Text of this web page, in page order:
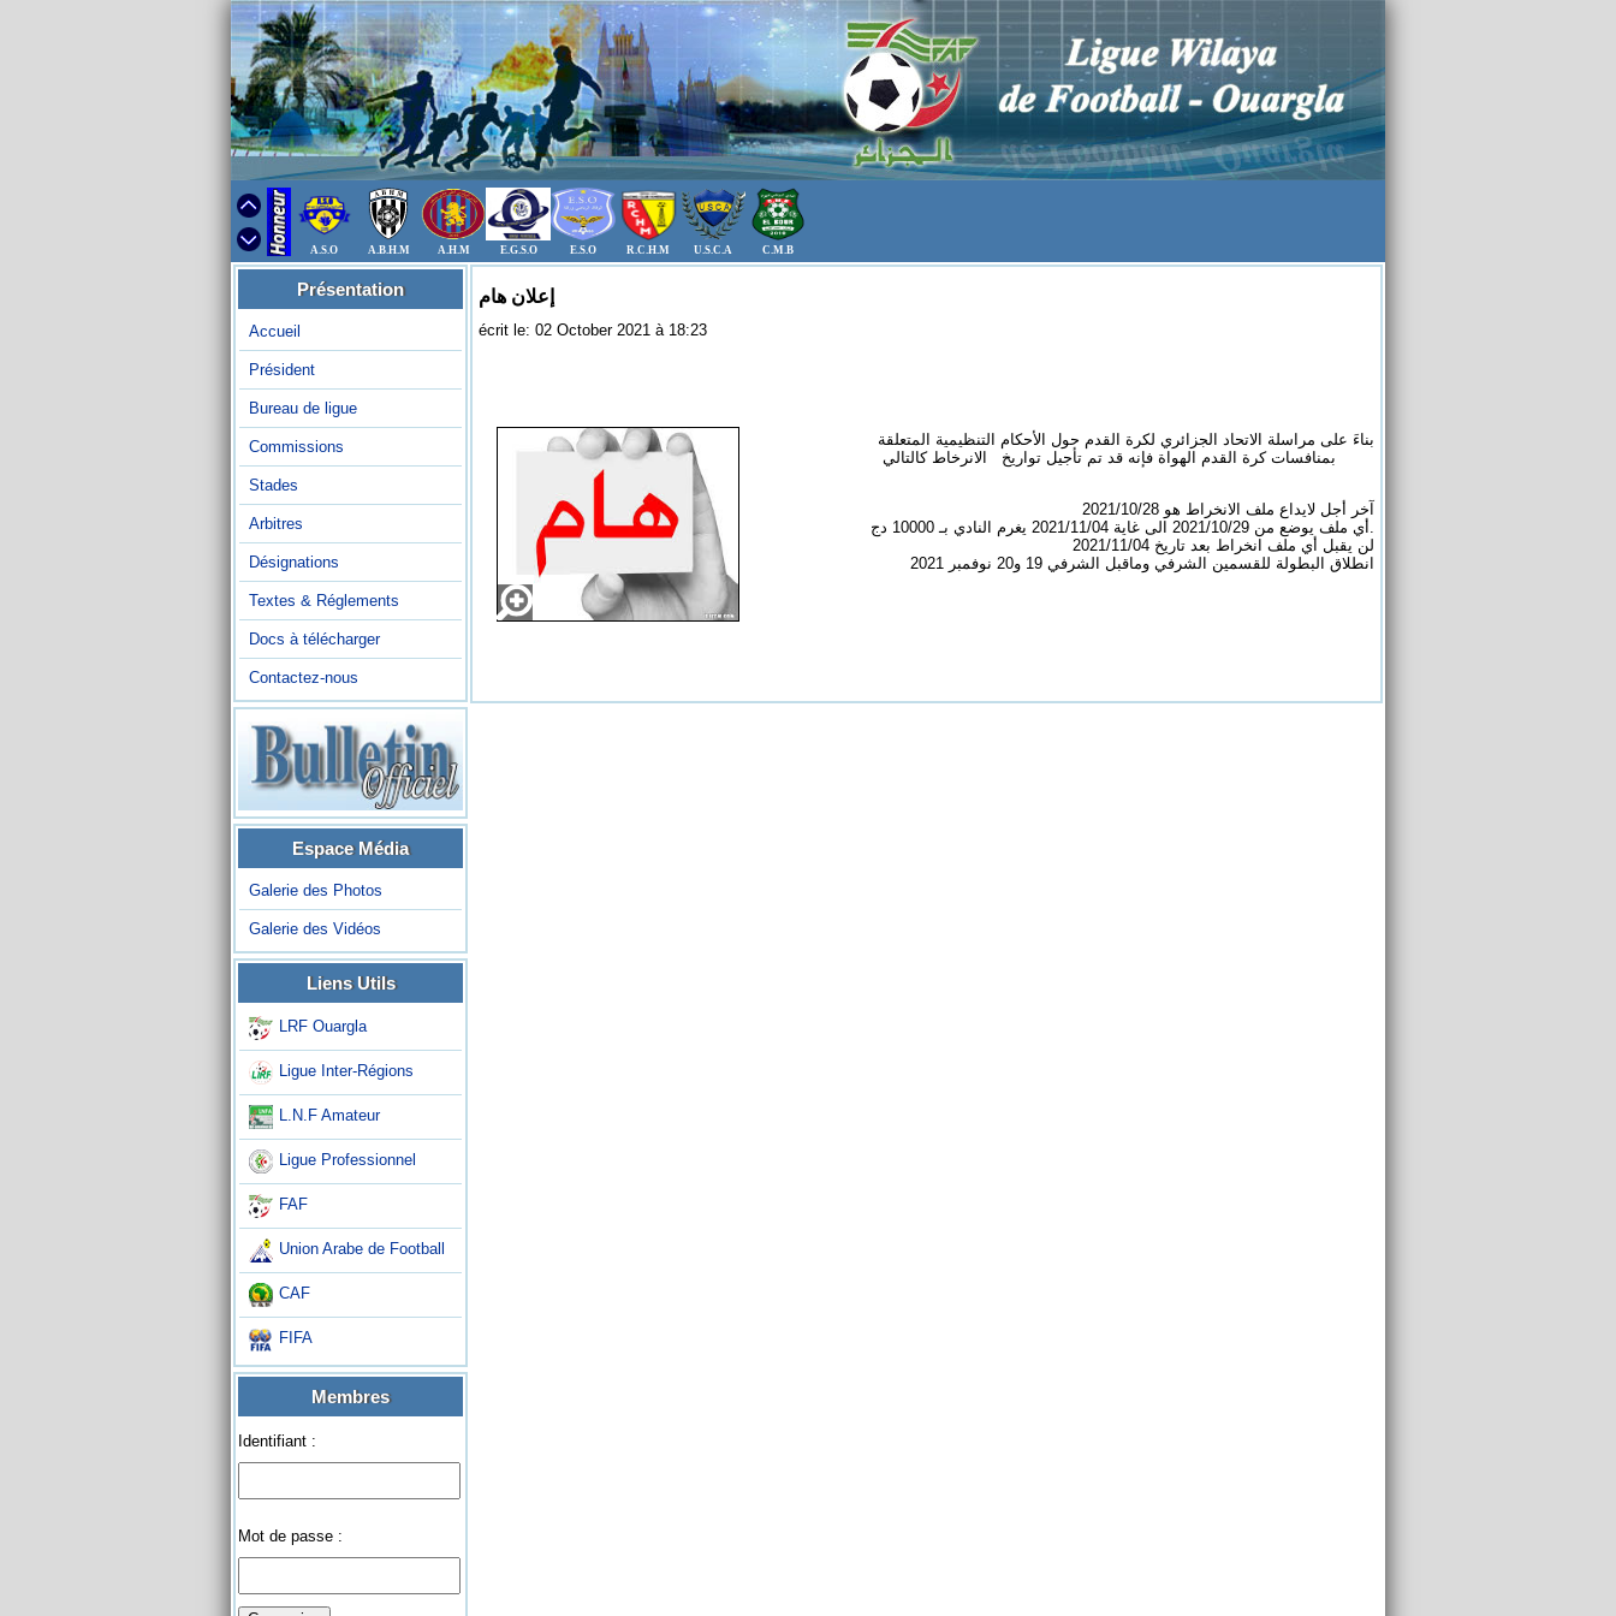
A.S.O A.B.H.M A.H.M E.G.S.O E.S.O R.C.H.M U.S.C.A C.M.B
Présentation
Accueil
Président
Bureau de ligue
Commissions
Stades
Arbitres
Désignations
Textes & Réglements
Docs à télécharger
Contactez-nous
Espace Média
Galerie des Photos
Galerie des Vidéos
Liens Utils
LRF Ouargla
Ligue Inter-Régions
L.N.F Amateur
Ligue Professionnel
FAF
Union Arabe de Football
CAF
FIFA
Membres
Identifiant :
Mot de passe :
إعلان هام
écrit le: 02 October 2021 à 18:23
بناءَ على مراسلة الاتحاد الجزائري لكرة القدم حول الأحكام التنظيمية المتعلقة
بمنافسات كرة القدم الهواة فإنه قد تم تأجيل تواريخ الانرخاط كالتالي
آخر أجل لايداع ملف الانخراط هو 2021/10/28
أي ملف يوضع من 2021/10/29 الى غاية 2021/11/04 يغرم النادي بـ 10000 دج.
لن يقبل أي ملف انخراط بعد تاريخ 2021/11/04
انطلاق البطولة للقسمين الشرفي وماقبل الشرفي 19 و20 نوفمبر 2021